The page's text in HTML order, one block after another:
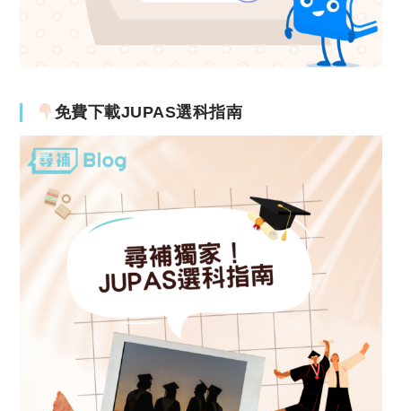
免費下載JUPAS選科指南